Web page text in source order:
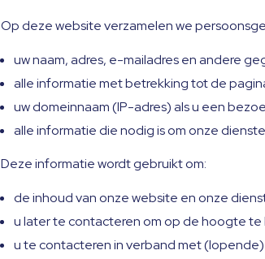
Op deze website verzamelen we
uw naam, adres, e-mailadres en andere
alle informatie met betrekking tot de
uw domeinnaam (IP-adres) als u een
alle informatie die nodig is om onze
Deze informatie wordt gebruikt om:
de inhoud van onze website en onze
u later te contacteren om op de hoogte
u te contacteren in verband met